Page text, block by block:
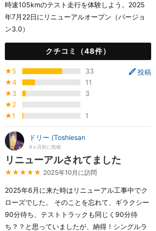
時速105kmのテスト走行を体験しよう。2025
年7月22日にリニューアルオープン（バージョ
ン3.0）
クチコミ（48件）
投稿
★5
33
★4
11
★3
3
★2
★1
1
ドリー (Toshiesan
9ヵ月前に投稿
リニューアルされてました
★★★★★ 2025年10月に訪問
2025年6月に来た時はリニューアル工事中でク
ローズでした。 そのことを忘れて、ギラクシー
90分待ち、テストトラックも同じく90分待
ち？？と思っていましたが、納得！シングルラ